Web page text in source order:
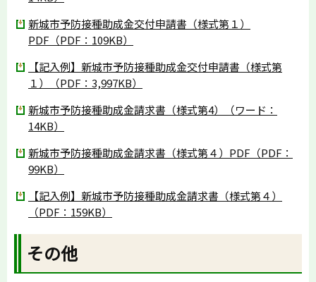
新城市予防接種助成金交付申請書（様式第１）
PDF（PDF：109KB）
【記入例】新城市予防接種助成金交付申請書（様式第
１）（PDF：3,997KB）
新城市予防接種助成金請求書（様式第4）（ワード：
14KB）
新城市予防接種助成金請求書（様式第４）PDF（PDF：
99KB）
【記入例】新城市予防接種助成金請求書（様式第４）
（PDF：159KB）
その他